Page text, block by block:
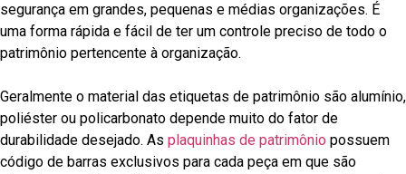
segurança em grandes, pequenas e médias organizações. É
uma forma rápida e fácil de ter um controle preciso de todo o
patrimônio pertencente à organização.
Geralmente o material das etiquetas de patrimônio são alumínio,
poliéster ou policarbonato depende muito do fator de
durabilidade desejado. As plaquinhas de patrimônio possuem
código de barras exclusivos para cada peça em que são